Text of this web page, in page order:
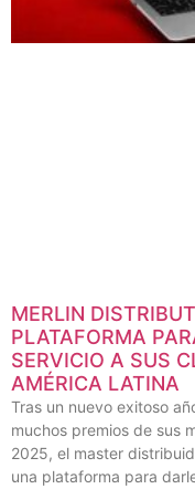
MERLIN
PLATAFORMA
SERVICIO A SUS
AMÉRICA LATINA
Tras un nuevo exitoso
muchos premios de sus
2025, el master
una plataforma para